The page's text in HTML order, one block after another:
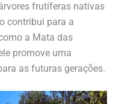
frutíferas nativas
contribui para a
a Mata das
promove uma
as futuras gerações.